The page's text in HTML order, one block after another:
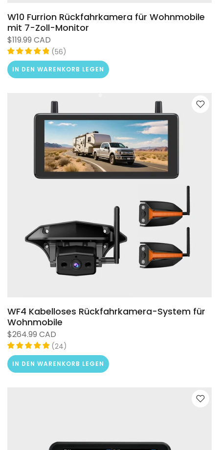
W10 Furrion Rückfahrkamera für Wohnmobile
mit 7-Zoll-Monitor
$119.99 CAD
(56)
IN DEN WARENKORB LEGEN
WF4 Kabelloses Rückfahrkamera-System für
Wohnmobile
$264.99 CAD
(24)
IN DEN WARENKORB LEGEN